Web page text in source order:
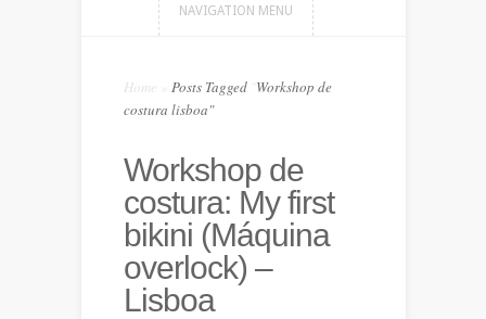
NAVIGATION MENU
Home Posts Tagged Workshop de
costura lisboa"
Workshop de
costura: My first
bikini (Máquina
overlock) –
Lisboa